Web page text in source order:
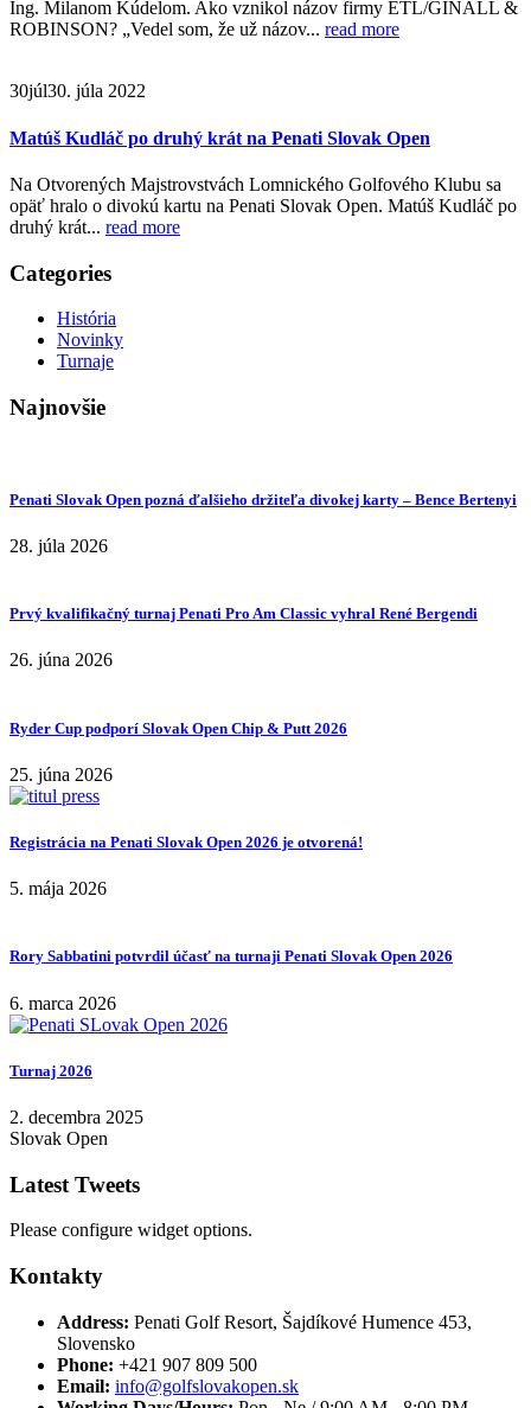
Ing. Milanom Kúdelom. Ako vznikol názov firmy ETL/GINALL &
ROBINSON? „Vedel som, že už názov... read more
30júl30. júla 2022
Matúš Kudláč po druhý krát na Penati Slovak Open
Na Otvorených Majstrovstvách Lomnického Golfového Klubu sa
opäť hralo o divokú kartu na Penati Slovak Open. Matúš Kudláč po
druhý krát... read more
Categories
História
Novinky
Turnaje
Najnovšie
Penati Slovak Open pozná ďalšieho držiteľa divokej karty – Bence Bertenyi
28. júla 2026
Prvý kvalifikačný turnaj Penati Pro Am Classic vyhral René Bergendi
26. júna 2026
Ryder Cup podporí Slovak Open Chip & Putt 2026
25. júna 2026
Registrácia na Penati Slovak Open 2026 je otvorená!
5. mája 2026
Rory Sabbatini potvrdil účasť na turnaji Penati Slovak Open 2026
6. marca 2026
Turnaj 2026
2. decembra 2025
Slovak Open
Latest Tweets
Please configure widget options.
Kontakty
Address: Penati Golf Resort, Šajdíkové Humence 453,
Slovensko
Phone: +421 907 809 500
Email: info@golfslovakopen.sk